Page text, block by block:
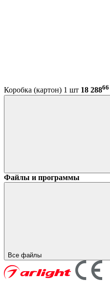
Коробка (картон) 1 шт 18 28866
Файлы и программы
Все файлы